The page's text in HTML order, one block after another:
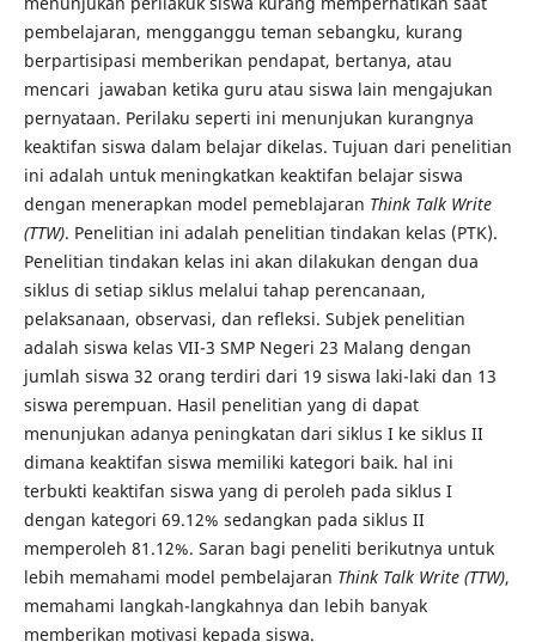
pembelajaran, mengganggu teman sebangku, kurang
berpartisipasi memberikan pendapat, bertanya, atau
mencari jawaban ketika guru atau siswa lain mengajukan
pernyataan. Perilaku seperti ini menunjukan kurangnya
keaktifan siswa dalam belajar dikelas. Tujuan dari penelitian
ini adalah untuk meningkatkan keaktifan belajar siswa
dengan menerapkan model pemeblajaran Think Talk Write
(TTW). Penelitian ini adalah penelitian tindakan kelas (PTK).
Penelitian tindakan kelas ini akan dilakukan dengan dua
siklus di setiap siklus melalui tahap perencanaan,
pelaksanaan, observasi, dan refleksi. Subjek penelitian
adalah siswa kelas VII-3 SMP Negeri 23 Malang dengan
jumlah siswa 32 orang terdiri dari 19 siswa laki-laki dan 13
siswa perempuan. Hasil penelitian yang di dapat
menunjukan adanya peningkatan dari siklus I ke siklus II
dimana keaktifan siswa memiliki kategori baik. hal ini
terbukti keaktifan siswa yang di peroleh pada siklus I
dengan kategori 69.12% sedangkan pada siklus II
memperoleh 81.12%. Saran bagi peneliti berikutnya untuk
lebih memahami model pembelajaran Think Talk Write (TTW),
memahami langkah-langkahnya dan lebih banyak
memberikan motivasi kepada siswa.